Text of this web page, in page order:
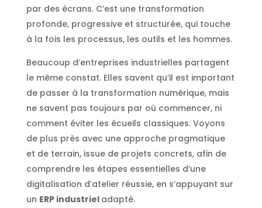
par des écrans. C’est une transformation
profonde, progressive et structurée, qui touche
à la fois les processus, les outils et les hommes.
Beaucoup d’entreprises industrielles partagent
le même constat. Elles savent qu’il est important
de passer à la transformation numérique, mais
ne savent pas toujours par où commencer, ni
comment éviter les écueils classiques. Voyons
de plus près avec une approche pragmatique
et de terrain, issue de projets concrets, afin de
comprendre les étapes essentielles d’une
digitalisation d’atelier réussie, en s’appuyant sur
un ERP industriel adapté.